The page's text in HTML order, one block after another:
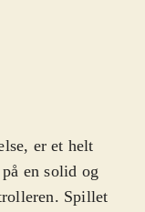
er et helt
en solid og
Spillet